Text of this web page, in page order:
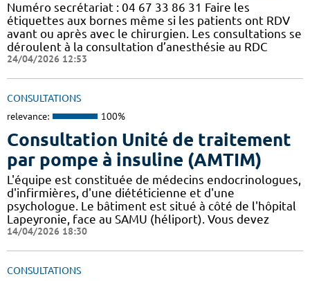
Numéro secrétariat : 04 67 33 86 31 Faire les
étiquettes aux bornes même si les patients ont RDV
avant ou après avec le chirurgien. Les consultations se
déroulent à la consultation d’anesthésie au RDC
24/04/2026 12:53
CONSULTATIONS
relevance: 100%
Consultation Unité de traitement
par pompe à insuline (AMTIM)
L'équipe est constituée de médecins endocrinologues,
d'infirmières, d'une diététicienne et d'une
psychologue. Le bâtiment est situé à côté de l'hôpital
Lapeyronie, face au SAMU (héliport). Vous devez
14/04/2026 18:30
CONSULTATIONS